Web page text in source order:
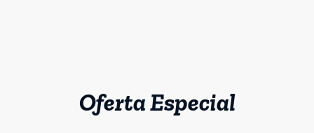
Oferta Especial